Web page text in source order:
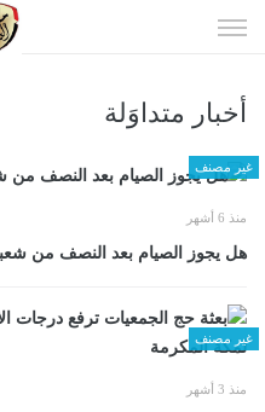
الى
أخبار متداوَلة
غير مصنف
منذ 6 أشهر
هل يجوز الصيام بعد النصف من
غير مصنف
منذ 3 أشهر